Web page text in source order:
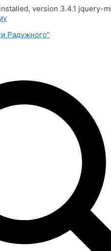
version 3.4.1 jquery-
Радужного"